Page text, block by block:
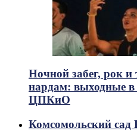
Ночной забег, рок и
нардам: выходные в
ЦПКиО
Комсомольский сад